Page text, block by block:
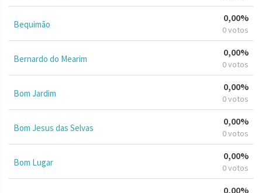
Bequimão
0,00%
0 votos
Bernardo do Mearim
0,00%
0 votos
Bom Jardim
0,00%
0 votos
Bom Jesus das Selvas
0,00%
0 votos
Bom Lugar
0,00%
0 votos
0,00%